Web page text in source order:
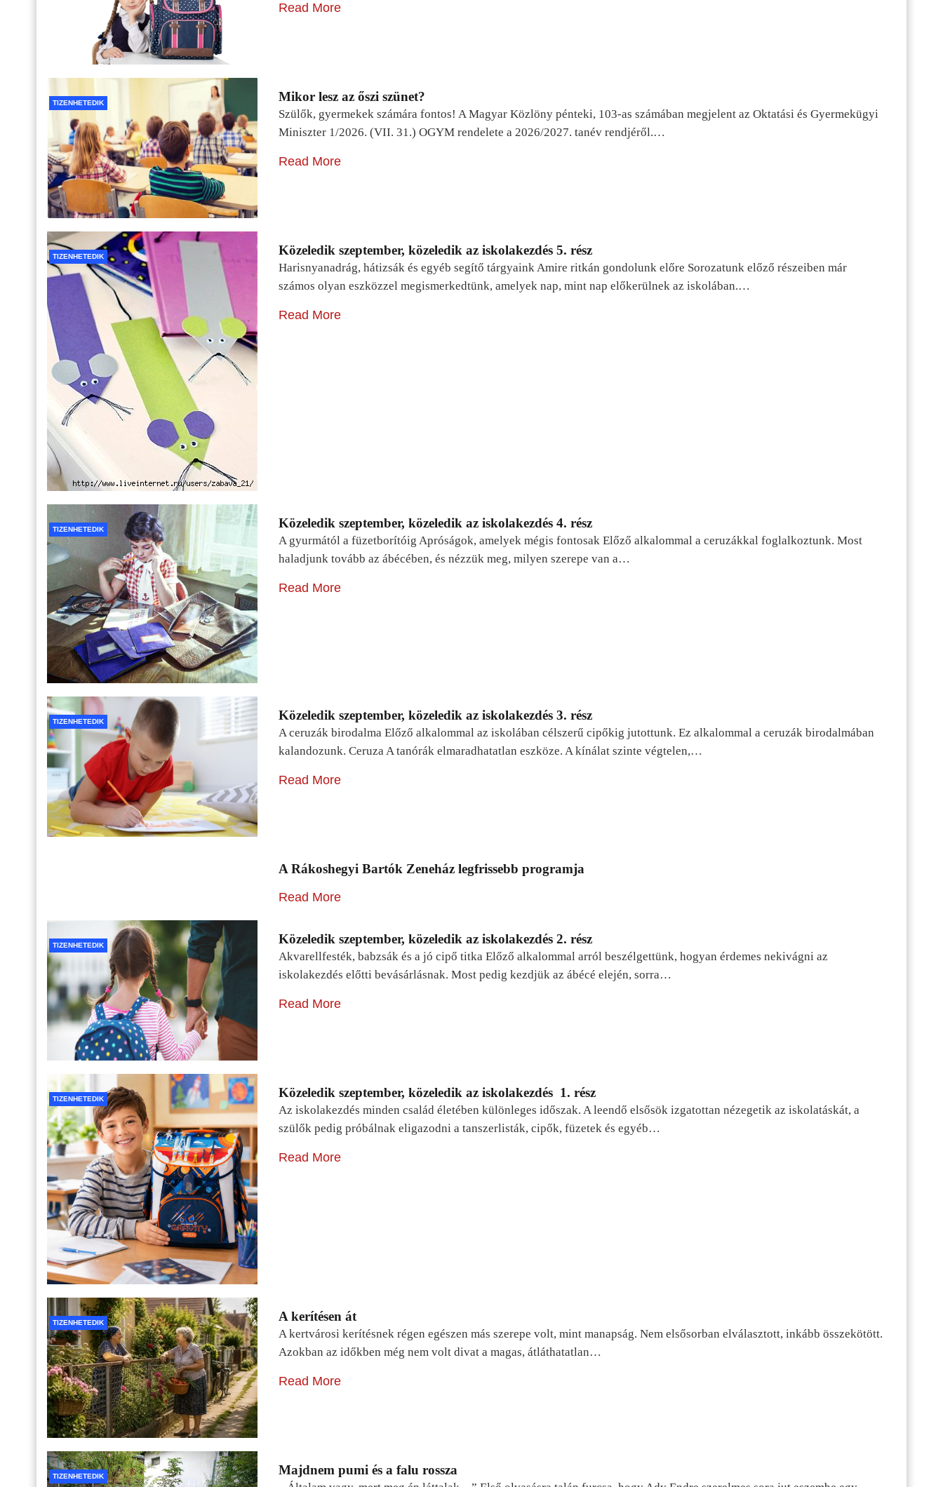
Read More
TIZENHETEDIK Mikor lesz az őszi szünet?
Szülők, gyermekek számára fontos! A Magyar Közlöny pénteki, 103-as számában megjelent az Oktatási és Gyermekügyi
Miniszter 1/2026. (VII. 31.) OGYM rendelete a 2026/2027. tanév rendjéről.…
Read More
TIZENHETEDIK Közeledik szeptember, közeledik az iskolakezdés 5. rész
Harisnyanadrág, hátizsák és egyéb segítő tárgyaink Amire ritkán gondolunk előre Sorozatunk előző részeiben már
számos olyan eszközzel megismerkedtünk, amelyek nap, mint nap előkerülnek az iskolában.…
Read More
TIZENHETEDIK Közeledik szeptember, közeledik az iskolakezdés 4. rész
A gyurmától a füzetborítóig Apróságok, amelyek mégis fontosak Előző alkalommal a ceruzákkal foglalkoztunk. Most
haladjunk tovább az ábécében, és nézzük meg, milyen szerepe van a…
Read More
TIZENHETEDIK Közeledik szeptember, közeledik az iskolakezdés 3. rész
A ceruzák birodalma Előző alkalommal az iskolában célszerű cipőkig jutottunk. Ez alkalommal a ceruzák birodalmában
kalandozunk. Ceruza A tanórák elmaradhatatlan eszköze. A kínálat szinte végtelen,…
Read More
A Rákoshegyi Bartók Zeneház legfrissebb programja
Read More
TIZENHETEDIK Közeledik szeptember, közeledik az iskolakezdés 2. rész
Akvarellfesték, babzsák és a jó cipő titka Előző alkalommal arról beszélgettünk, hogyan érdemes nekivágni az
iskolakezdés előtti bevásárlásnak. Most pedig kezdjük az ábécé elején, sorra…
Read More
TIZENHETEDIK Közeledik szeptember, közeledik az iskolakezdés 1. rész
Az iskolakezdés minden család életében különleges időszak. A leendő elsősök izgatottan nézegetik az iskolatáskát, a
szülők pedig próbálnak eligazodni a tanszerlisták, cipők, füzetek és egyéb…
Read More
TIZENHETEDIK A kerítésen át
A kertvárosi kerítésnek régen egészen más szerepe volt, mint manapság. Nem elsősorban elválasztott, inkább összekötött.
Azokban az időkben még nem volt divat a magas, átláthatatlan…
Read More
TIZENHETEDIK Majdnem pumi és a falu rossza